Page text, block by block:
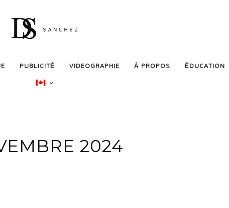
PUBLICITÉ VIDEOGRAPHIE À PROPOS ÉDUCATION
2024